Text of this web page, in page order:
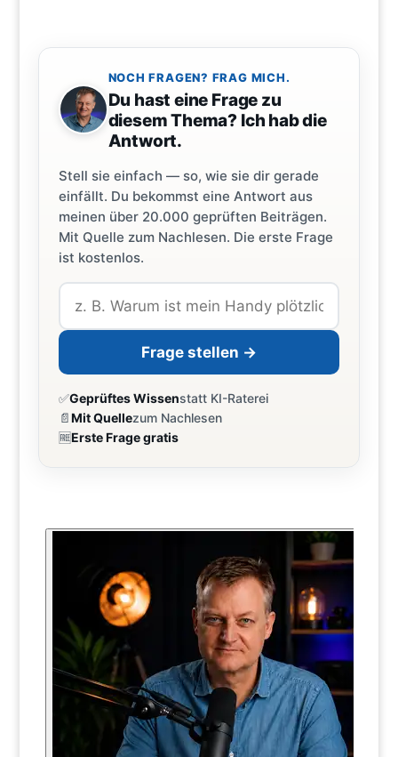
NOCH FRAGEN? FRAG MICH.
Du hast eine Frage zu
diesem Thema? Ich hab die
Antwort.
Stell sie einfach — so, wie sie dir gerade
einfällt. Du bekommst eine Antwort aus
meinen über 20.000 geprüften Beiträgen.
Mit Quelle zum Nachlesen. Die erste Frage
ist kostenlos.
Frage stellen →
✅Geprüftes Wissenstatt KI-Raterei
📄Mit Quellezum Nachlesen
🆓Erste Frage gratis